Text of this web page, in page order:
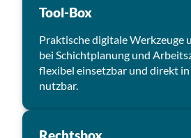
Tool-Box
Praktische digitale Werkzeuge
bei Schichtplanung und
flexibel einsetzbar und direkt
nutzbar.
Rechtsbox